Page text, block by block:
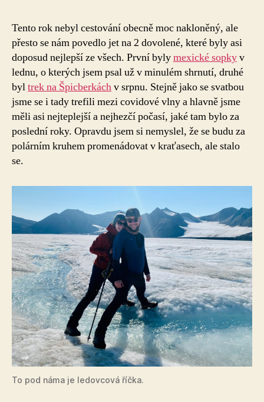
Tento rok nebyl cestování obecně moc nakloněný, ale
přesto se nám povedlo jet na 2 dovolené, které byly asi
doposud nejlepší ze všech. První bylymexické sopkyv
lednu, o kterých jsem psal už v minulém shrnutí, druhé
byltrek na Špicberkáchv srpnu. Stejně jako se svatbou
jsme se i tady trefili mezi covidové vlny a hlavně jsme
měli asi nejteplejší a nejhezčí počasí, jaké tam bylo za
poslední roky. Opravdu jsem si nemyslel, že se budu za
polárním kruhem promenádovat v kraťasech, ale stalo
se.
To pod náma je ledovcová říčka.